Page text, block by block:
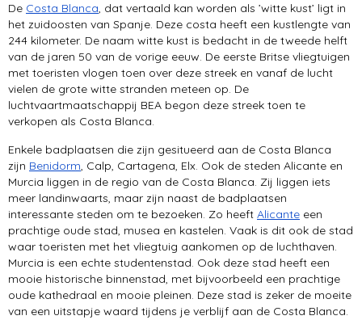
De Costa Blanca, dat vertaald kan worden als ’witte kust’ ligt in
het zuidoosten van Spanje. Deze costa heeft een kustlengte van
244 kilometer. De naam witte kust is bedacht in de tweede helft
van de jaren 50 van de vorige eeuw. De eerste Britse vliegtuigen
met toeristen vlogen toen over deze streek en vanaf de lucht
vielen de grote witte stranden meteen op. De
luchtvaartmaatschappij BEA begon deze streek toen te
verkopen als Costa Blanca.
Enkele badplaatsen die zijn gesitueerd aan de Costa Blanca
zijn Benidorm, Calp, Cartagena, Elx. Ook de steden Alicante en
Murcia liggen in de regio van de Costa Blanca. Zij liggen iets
meer landinwaarts, maar zijn naast de badplaatsen
interessante steden om te bezoeken. Zo heeft Alicante een
prachtige oude stad, musea en kastelen. Vaak is dit ook de stad
waar toeristen met het vliegtuig aankomen op de luchthaven.
Murcia is een echte studentenstad. Ook deze stad heeft een
mooie historische binnenstad, met bijvoorbeeld een prachtige
oude kathedraal en mooie pleinen. Deze stad is zeker de moeite
van een uitstapje waard tijdens je verblijf aan de Costa Blanca.